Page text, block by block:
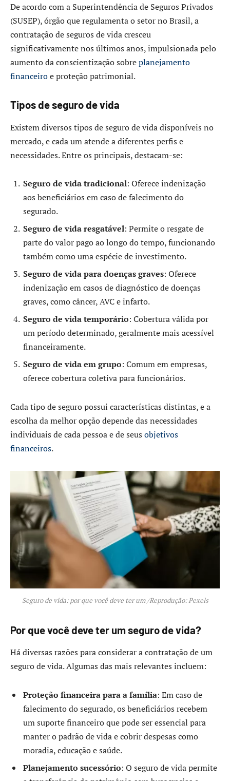
De acordo com a Superintendência de Seguros Privados
(SUSEP), órgão que regulamenta o setor no Brasil, a
contratação de seguros de vida cresceu
significativamente nos últimos anos, impulsionada pelo
aumento da conscientização sobreplanejamento
financeiroe proteção patrimonial.
Tipos de seguro de vida
Existem diversos tipos de seguro de vida disponíveis no
mercado, e cada um atende a diferentes perfis e
necessidades. Entre os principais, destacam-se:
Seguro de vida tradicional: Oferece indenização
aos beneficiários em caso de falecimento do
segurado.
Seguro de vida resgatável: Permite o resgate de
parte do valor pago ao longo do tempo, funcionando
também como uma espécie de investimento.
Seguro de vida para doenças graves: Oferece
indenização em casos de diagnóstico de doenças
graves, como câncer, AVC e infarto.
Seguro de vida temporário: Cobertura válida por
um período determinado, geralmente mais acessível
financeiramente.
Seguro de vida em grupo: Comum em empresas,
oferece cobertura coletiva para funcionários.
Cada tipo de seguro possui características distintas, e a
escolha da melhor opção depende das necessidades
individuais de cada pessoa e de seus objetivos
financeiros.
Seguro de vida: por que você deve ter um /Reprodução: Pexels
Por que você deve ter um seguro de vida?
Há diversas razões para considerar a contratação de um
seguro de vida. Algumas das mais relevantes incluem:
Proteção financeira para a família: Em caso de
falecimento do segurado, os beneficiários recebem
um suporte financeiro que pode ser essencial para
manter o padrão de vida e cobrir despesas como
moradia, educação e saúde.
Planejamento sucessório: O seguro de vida permite